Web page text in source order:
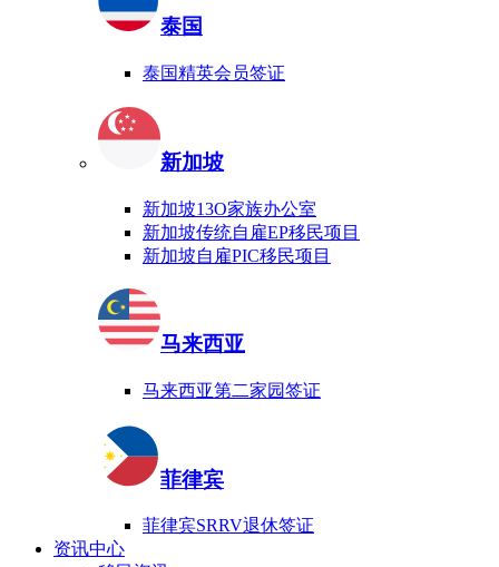
泰国
泰国精英会员签证
新加坡
新加坡13O家族办公室
新加坡传统自雇EP移民项目
新加坡自雇PIC移民项目
马来西亚
马来西亚第二家园签证
菲律宾
菲律宾SRRV退休签证
资讯中心